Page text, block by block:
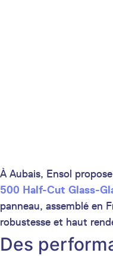
À Aubais, Ensol
500 Half-Cut Glass-
panneau, assemblé en
robustesse et haut
Des